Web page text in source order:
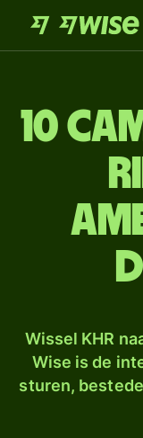
10
Wissel KHR
Wise is de
sturen,